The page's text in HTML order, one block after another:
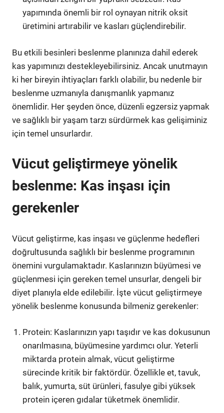
yapımında önemli bir rol oynayan nitrik oksit
üretimini artırabilir ve kasları güçlendirebilir.
Bu etkili besinleri beslenme planınıza dahil ederek
kas yapımınızı destekleyebilirsiniz. Ancak unutmayın
ki her bireyin ihtiyaçları farklı olabilir, bu nedenle bir
beslenme uzmanıyla danışmanlık yapmanız
önemlidir. Her şeyden önce, düzenli egzersiz yapmak
ve sağlıklı bir yaşam tarzı sürdürmek kas gelişiminiz
için temel unsurlardır.
Vücut geliştirmeye yönelik
beslenme: Kas inşası için
gerekenler
Vücut geliştirme, kas inşası ve güçlenme hedefleri
doğrultusunda sağlıklı bir beslenme programının
önemini vurgulamaktadır. Kaslarınızın büyümesi ve
güçlenmesi için gereken temel unsurlar, dengeli bir
diyet planıyla elde edilebilir. İşte vücut geliştirmeye
yönelik beslenme konusunda bilmeniz gerekenler:
Protein: Kaslarınızın yapı taşıdır ve kas dokusunun
onarılmasına, büyümesine yardımcı olur. Yeterli
miktarda protein almak, vücut geliştirme
sürecinde kritik bir faktördür. Özellikle et, tavuk,
balık, yumurta, süt ürünleri, fasulye gibi yüksek
protein içeren gıdalar tüketmek önemlidir.